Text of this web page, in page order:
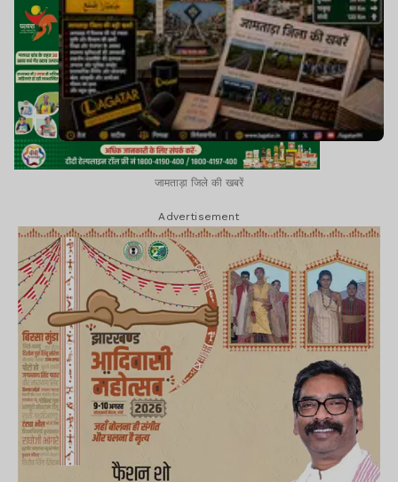
जामताड़ा जिले की खबरें
Advertisement